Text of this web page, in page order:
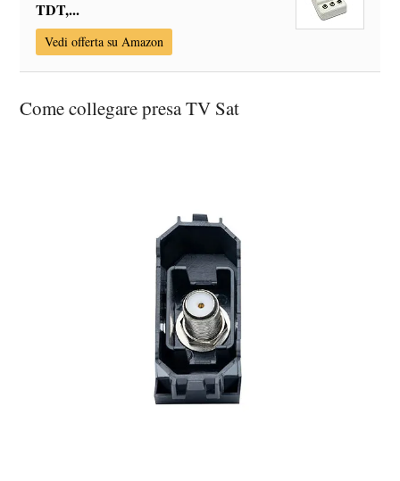
TDT,...
Vedi offerta su Amazon
Come collegare presa TV Sat